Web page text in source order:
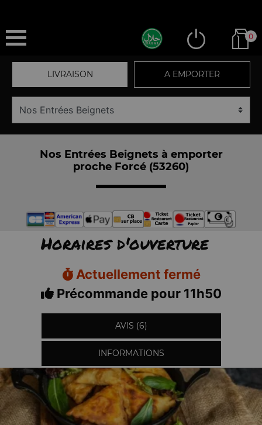
0
LIVRAISON A EMPORTER
Nos Entrées Beignets à emporter
proche Forcé (53260)
Horaires d'ouverture
Actuellement fermé
Précommande pour 11h50
AVIS (6)
INFORMATIONS